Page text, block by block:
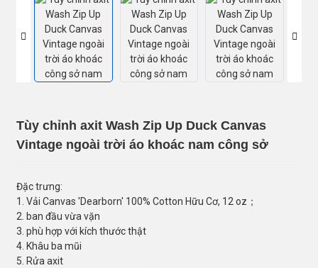
Tùy chỉnh axit Wash Zip Up Duck Canvas
Vintage ngoài trời áo khoác nam công sở
Đặc trưng:
1. Vải Canvas 'Dearborn' 100% Cotton Hữu Cơ, 12 oz；
2. ban đầu vừa vặn
3. phù hợp với kích thước thật
4. Khâu ba mũi
5. Rửa axit